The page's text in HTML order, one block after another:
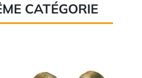
CATÉGORIE